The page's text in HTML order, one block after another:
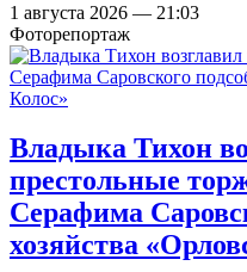
1 августа 2026 — 21:03
Фоторепортаж
Владыка Тихон
престольные
Серафима
хозяйства